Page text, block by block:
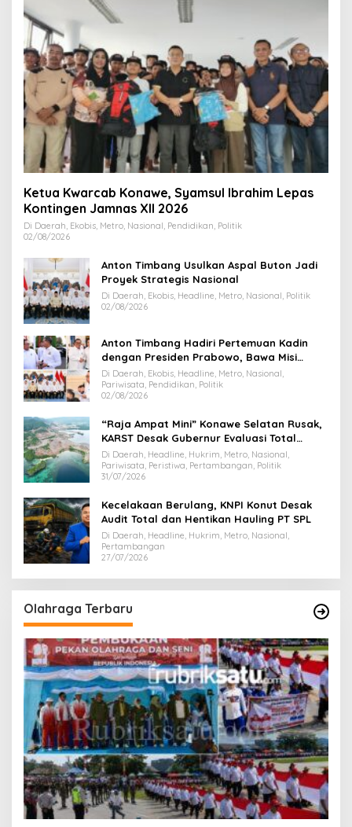
Ketua Kwarcab Konawe, Syamsul Ibrahim Lepas
Kontingen Jamnas XII 2026
Di Daerah, Ekobis, Metro, Nasional, Pendidikan, Politik
02/08/2026
Anton Timbang Usulkan Aspal Buton Jadi
Proyek Strategis Nasional
Di Daerah, Ekobis, Headline, Metro, Nasional, Politik
02/08/2026
Anton Timbang Hadiri Pertemuan Kadin
dengan Presiden Prabowo, Bawa Misi
Majukan Ekonomi Sultra
Di Daerah, Ekobis, Headline, Metro, Nasional,
Pariwisata, Pendidikan, Politik
02/08/2026
“Raja Ampat Mini” Konawe Selatan Rusak,
KARST Desak Gubernur Evaluasi Total
Dispar Sultra
Di Daerah, Headline, Hukrim, Metro, Nasional,
Pariwisata, Peristiwa, Pertambangan, Politik
31/07/2026
Kecelakaan Berulang, KNPI Konut Desak
Audit Total dan Hentikan Hauling PT SPL
Di Daerah, Headline, Hukrim, Metro, Nasional,
Pertambangan
27/07/2026
Olahraga Terbaru